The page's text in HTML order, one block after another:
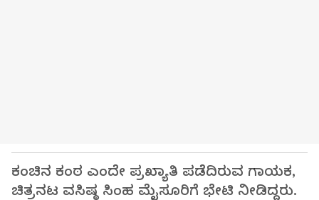
ಕಂಚಿನ ಕಂಠ ಎಂದೇ ಪ್ರಖ್ಯಾತಿ ಪಡೆದಿರುವ ಗಾಯಕ,
ಚಿತ್ರನಟ ವಸಿಷ್ಠ ಸಿಂಹ ಮೈಸೂರಿಗೆ ಭೇಟಿ ನೀಡಿದ್ದರು.